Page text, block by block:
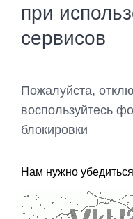
при
сервисов
Пожалуйста,
воспользуйтесь
блокировки
Нам нужно